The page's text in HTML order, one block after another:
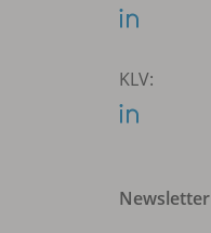
KLV:
Newsletter